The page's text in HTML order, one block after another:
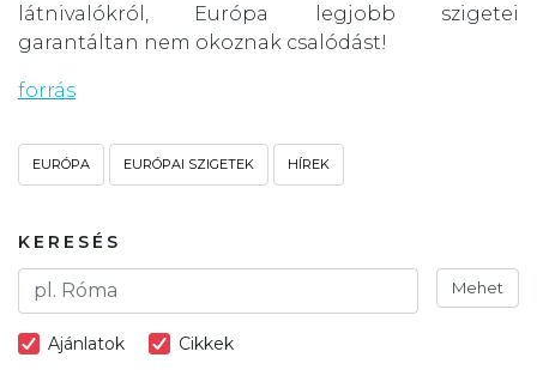
látnivalókról, Európa legjobb szigetei
garantáltan nem okoznak csalódást!
forrás
EURÓPA EURÓPAI SZIGETEK HÍREK
KERESÉS
Mehet
Ajánlatok Cikkek